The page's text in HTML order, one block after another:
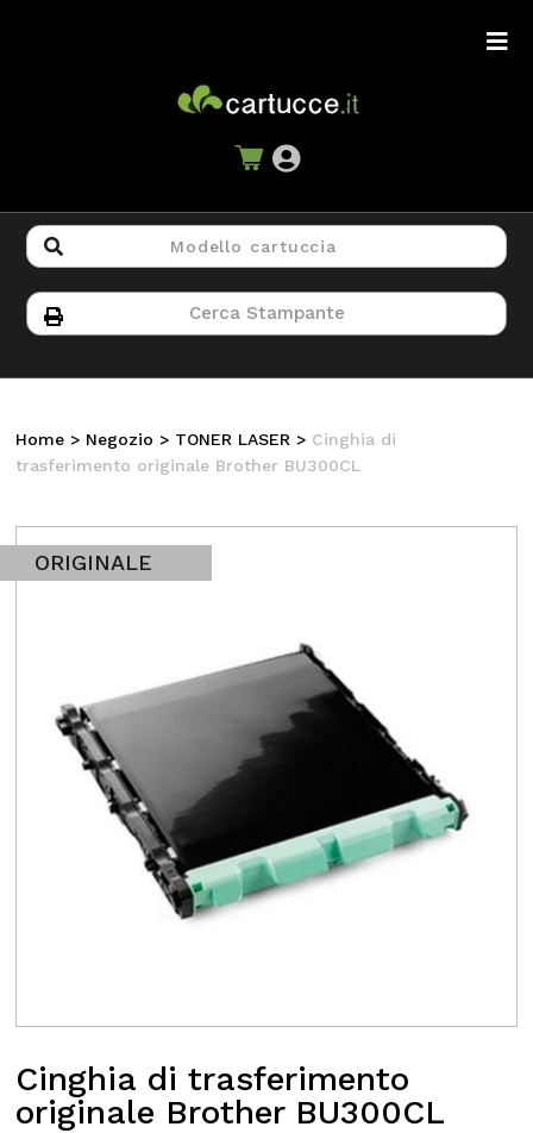
Home > Negozio > TONER LASER > Cinghia di
trasferimento originale Brother BU300CL
ORIGINALE
Cinghia di trasferimento
originale Brother BU300CL